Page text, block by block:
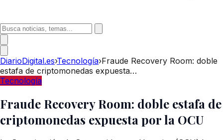
DiarioDigital.es›Tecnología›Fraude Recovery Room: doble
estafa de criptomonedas expuesta…
Tecnología
Fraude Recovery Room: doble estafa de
criptomonedas expuesta por la OCU